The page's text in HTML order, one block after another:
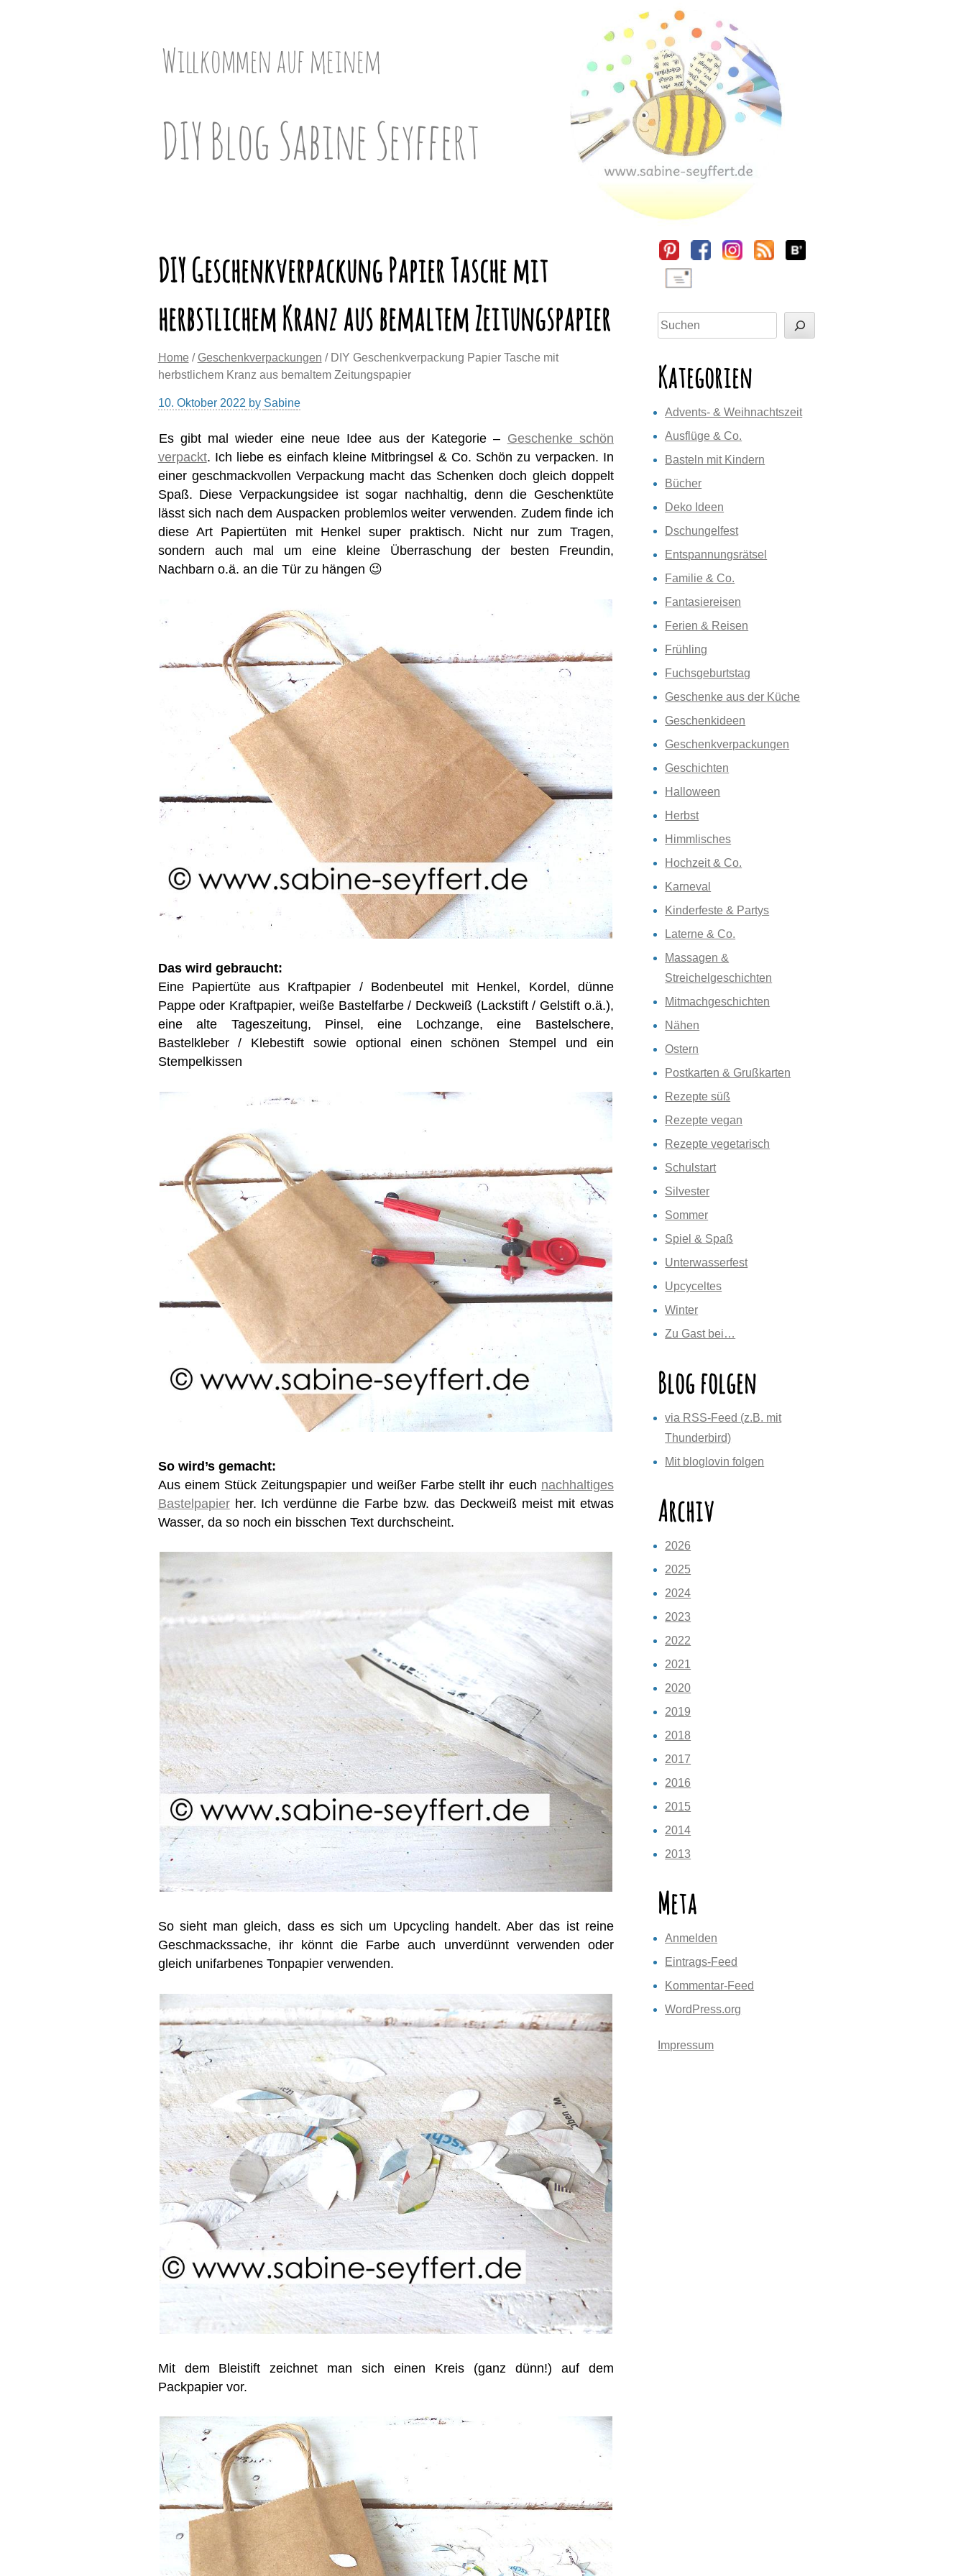
Willkommen auf meinem
DIY Blog Sabine Seyffert
DIY Geschenkverpackung Papier Tasche mit
herbstlichem Kranz aus bemaltem Zeitungspapier
Home / Geschenkverpackungen / DIY Geschenkverpackung Papier Tasche mit
herbstlichem Kranz aus bemaltem Zeitungspapier
10. Oktober 2022 by Sabine
Es gibt mal wieder eine neue Idee aus der Kategorie – Geschenke schön
verpackt. Ich liebe es einfach kleine Mitbringsel & Co. Schön zu verpacken. In
einer geschmackvollen Verpackung macht das Schenken doch gleich doppelt
Spaß. Diese Verpackungsidee ist sogar nachhaltig, denn die Geschenktüte
lässt sich nach dem Auspacken problemlos weiter verwenden. Zudem finde ich
diese Art Papiertüten mit Henkel super praktisch. Nicht nur zum Tragen,
sondern auch mal um eine kleine Überraschung der besten Freundin,
Nachbarn o.ä. an die Tür zu hängen 😉
Das wird gebraucht:
Eine Papiertüte aus Kraftpapier / Bodenbeutel mit Henkel, Kordel, dünne
Pappe oder Kraftpapier, weiße Bastelfarbe / Deckweiß (Lackstift / Gelstift o.ä.),
eine alte Tageszeitung, Pinsel, eine Lochzange, eine Bastelschere,
Bastelkleber / Klebestift sowie optional einen schönen Stempel und ein
Stempelkissen
So wird’s gemacht:
Aus einem Stück Zeitungspapier und weißer Farbe stellt ihr euch nachhaltiges
Bastelpapierher. Ich verdünne die Farbe bzw. das Deckweiß meist mit etwas
Wasser, da so noch ein bisschen Text durchscheint.
So sieht man gleich, dass es sich um Upcycling handelt. Aber das ist reine
Geschmackssache, ihr könnt die Farbe auch unverdünnt verwenden oder
gleich unifarbenes Tonpapier verwenden.
Mit dem Bleistift zeichnet man sich einen Kreis (ganz dünn!) auf dem
Packpapier vor.
Sidebar
Suchen
Kategorien
Advents- & Weihnachtszeit
Ausflüge & Co.
Basteln mit Kindern
Bücher
Deko Ideen
Dschungelfest
Entspannungsrätsel
Familie & Co.
Fantasiereisen
Ferien & Reisen
Frühling
Fuchsgeburtstag
Geschenke aus der Küche
Geschenkideen
Geschenkverpackungen
Geschichten
Halloween
Herbst
Himmlisches
Hochzeit & Co.
Karneval
Kinderfeste & Partys
Laterne & Co.
Massagen &
Streichelgeschichten
Mitmachgeschichten
Nähen
Ostern
Postkarten & Grußkarten
Rezepte süß
Rezepte vegan
Rezepte vegetarisch
Schulstart
Silvester
Sommer
Spiel & Spaß
Unterwasserfest
Upcyceltes
Winter
Zu Gast bei…
Blog folgen
via RSS-Feed (z.B. mit
Thunderbird)
Mit bloglovin folgen
Archiv
2026
2025
2024
2023
2022
2021
2020
2019
2018
2017
2016
2015
2014
2013
Meta
Anmelden
Eintrags-Feed
Kommentar-Feed
WordPress.org
Impressum